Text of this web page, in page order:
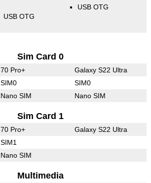
USB OTG
USB OTG
Sim Card 0
70 Pro+ Galaxy S22 Ultra
SIM0 SIM0
Nano SIM Nano SIM
Sim Card 1
70 Pro+ Galaxy S22 Ultra
SIM1
Nano SIM
Multimedia